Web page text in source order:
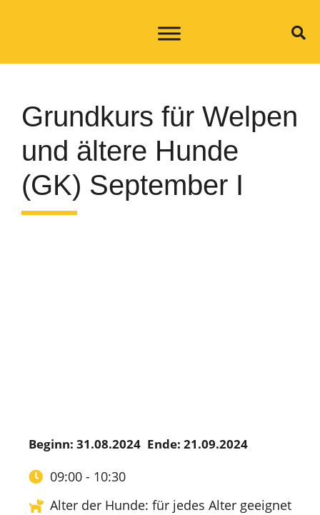
Grundkurs für Welpen
und ältere Hunde
(GK) September I
Beginn: 31.08.2024 Ende: 21.09.2024
09:00 - 10:30
Alter der Hunde: für jedes Alter geeignet